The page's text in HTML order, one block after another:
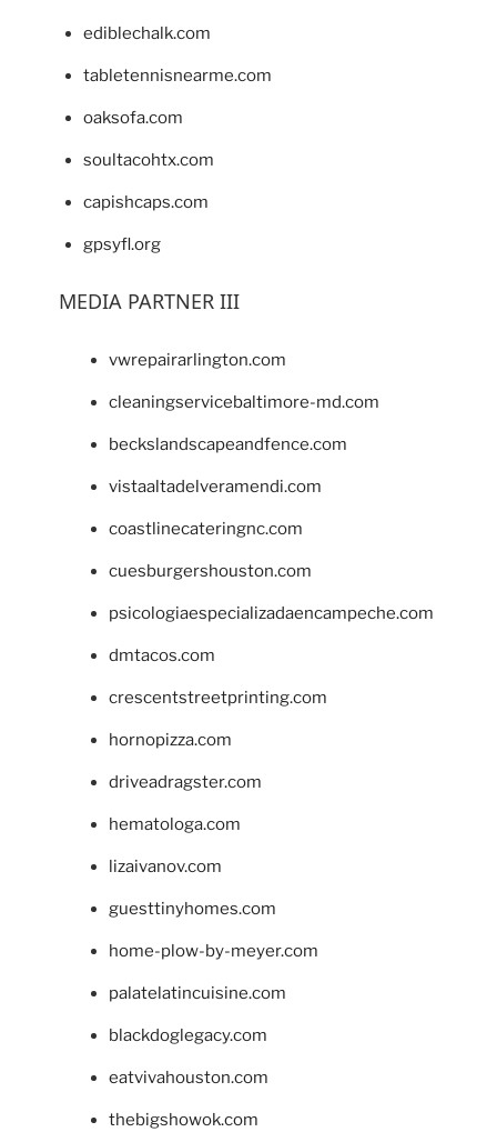
ediblechalk.com
tabletennisnearme.com
oaksofa.com
soultacohtx.com
capishcaps.com
gpsyfl.org
MEDIA PARTNER III
vwrepairarlington.com
cleaningservicebaltimore-md.com
beckslandscapeandfence.com
vistaaltadelveramendi.com
coastlinecateringnc.com
cuesburgershouston.com
psicologiaespecializadaencampeche.com
dmtacos.com
crescentstreetprinting.com
hornopizza.com
driveadragster.com
hematologa.com
lizaivanov.com
guesttinyhomes.com
home-plow-by-meyer.com
palatelatincuisine.com
blackdoglegacy.com
eatvivahouston.com
thebigshowok.com